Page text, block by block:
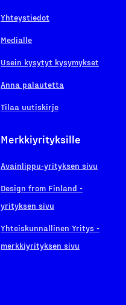
Yhteystiedot
Medialle
Usein kysytyt kysymykset
Anna palautetta
Tilaa uutiskirje
Merkkiyrityksille
Avainlippu-yrityksen sivu
Design from Finland -
yrityksen sivu
Yhteiskunnallinen Yritys -
merkkiyrityksen sivu